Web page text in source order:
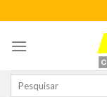
to
content